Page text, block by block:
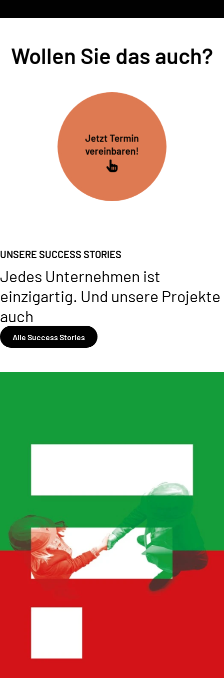
Wollen Sie das auch?
Jetzt Termin
vereinbaren!
UNSERE SUCCESS STORIES
Jedes Unternehmen ist
einzigartig. Und unsere Projekte
auch
Alle Success Stories